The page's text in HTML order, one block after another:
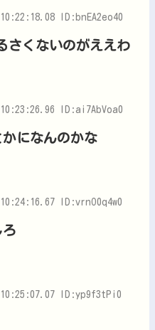
ID:bnEA2eo40
さくないのがええわ
ID:ai7AbVoa0
になんのかな
ID:vrnO0q4w0
ろ
ID:yp9f3tPi0